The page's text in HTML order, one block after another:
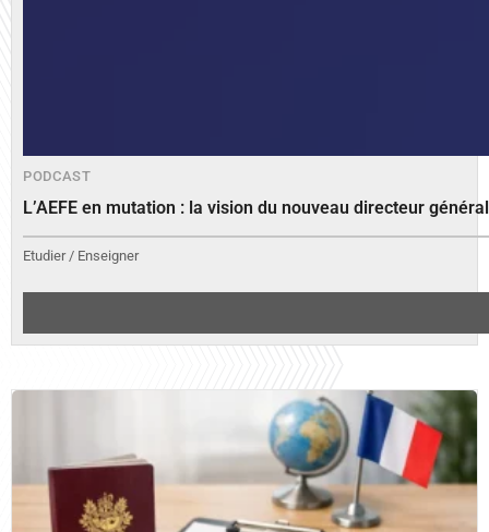
PODCAST
L’AEFE en mutation : la vision du nouveau directeur
Etudier / Enseigner